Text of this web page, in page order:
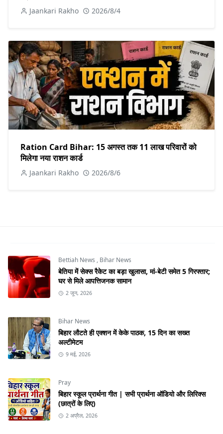
Jaankari Rakho 2026/8/4
Ration Card Bihar: 15 अगस्त तक 11 लाख परिवारों को
मिलेगा नया राशन कार्ड
Jaankari Rakho 2026/8/6
Bettiah News , Bihar News
बेतिया में सेक्स रैकेट का बड़ा खुलासा, मां-बेटी समेत 5 गिरफ्तार;
घर से मिले आपत्तिजनक सामान
2 जून, 2026
Bihar News
बिहार लौटते ही एक्शन में केके पाठक, 15 दिन का सख्त
अल्टीमेटम
9 मई, 2026
Pray
बिहार स्कूल प्रार्थना गीत | सभी प्रार्थना ऑडियो और लिरिक्स
(छात्रों के लिए)
2 अप्रैल, 2026